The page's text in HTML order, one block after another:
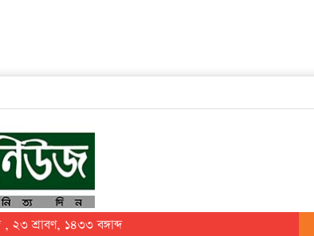
, ২৩ শ্রাবণ, ১৪৩৩ বঙ্গাব্দ